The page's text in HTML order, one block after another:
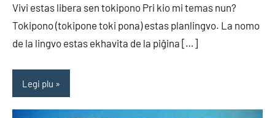
Vivi estas libera sen tokipono Pri kio mi temas nun?
Tokipono (tokipone toki pona) estas planlingvo. La nomo
de la lingvo estas ekhavita de la piĝina […]
Legi plu